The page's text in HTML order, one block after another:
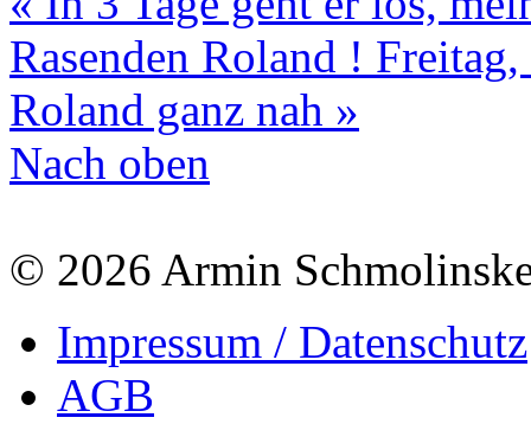
Rasenden Roland ! Freitag,
Roland ganz nah »
Nach oben
© 2026 Armin
Impressum / Datenschutz
AGB